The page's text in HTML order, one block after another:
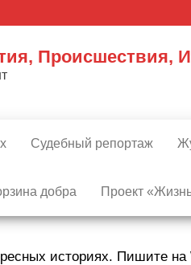
Происшествия,
Судебный репортаж
добра Проект
историях. Пишите на